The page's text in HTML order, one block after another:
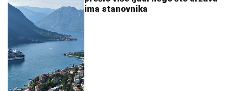
ima stanovnika